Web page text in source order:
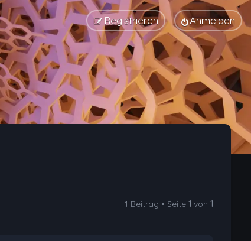
Anmelden
Registrieren
1 Beitrag • Seite1 von1